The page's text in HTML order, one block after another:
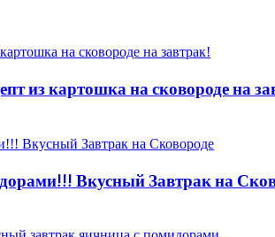
из картошка на сковороде на
Вкусный Завтрак на